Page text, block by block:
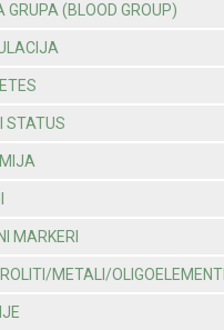
GRUPA (BLOOD GROUP)
STATUS
MARKERI
METALI/OLIGOELEMENTI